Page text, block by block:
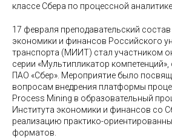
классе Сбера по процессной аналитике.
17 февраля преподавательский
экономики и финансов Российского
транспорта (МИИТ) стал участником
серии «Мультипликатор
ПАО «Сбер». Мероприятие было
вопросам внедрения платформы
Process Mining в образовательный
Института экономики и финансов со
реализацию практико-
форматов.